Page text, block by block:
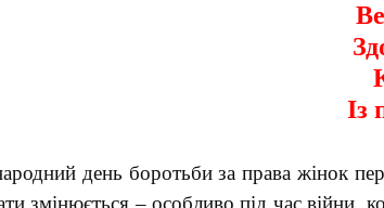
Із
день боротьби за права жінок
змінюється – особливо під час